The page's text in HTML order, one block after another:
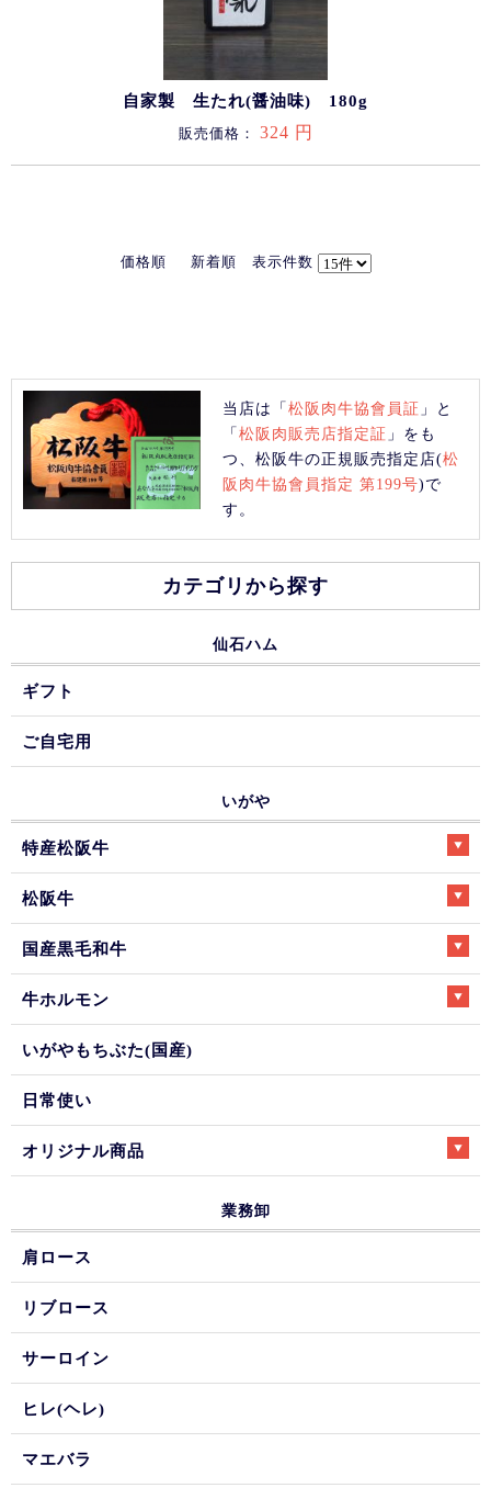
自家製 生たれ(醤油味) 180g
販売価格： 324 円
価格順 新着順 表示件数
当店は「松阪肉牛協會員証 」と
「松阪肉販売店指定証 」をも
つ、松阪牛の正規販売指定店(松
阪肉牛協會員指定 第199号)で
す。
カテゴリから探す
仙石ハム
ギフト
ご自宅用
いがや
特産松阪牛
松阪牛
国産黒毛和牛
牛ホルモン
いがやもちぶた(国産)
日常使い
オリジナル商品
業務卸
肩ロース
リブロース
サーロイン
ヒレ(ヘレ)
マエバラ